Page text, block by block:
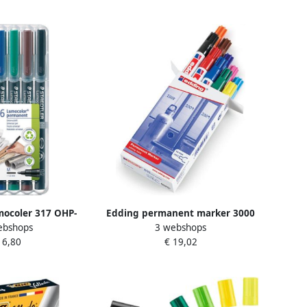
317 OHP-
1 0 mm etui
geassorteerde
Edding permanent marker 3000
doos van 10 stuks in
geassorteerde kleuren
3 webshops
€ 19,02